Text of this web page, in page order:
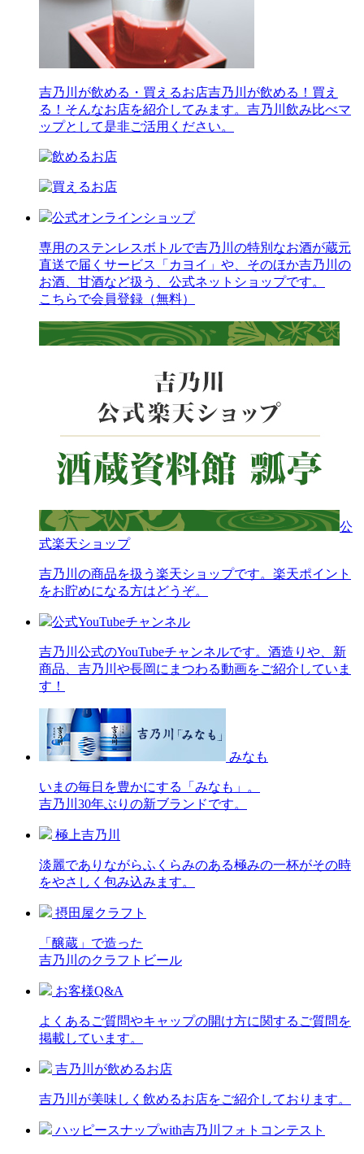
吉乃川が飲める・買えるお店吉乃川が飲める！買え
る！そんなお店を紹介してみます。吉乃川飲み比べマ
ップとして是非ご活用ください。
公式オンラインショップ
専用のステンレスボトルで吉乃川の特別なお酒が蔵元
直送で届くサービス「カヨイ」や、そのほか吉乃川の
お酒、甘酒など扱う、公式ネットショップです。
こちらで会員登録（無料）
公
式楽天ショップ
吉乃川の商品を扱う楽天ショップです。楽天ポイント
をお貯めになる方はどうぞ。
公式YouTubeチャンネル
吉乃川公式のYouTubeチャンネルです。酒造りや、新
商品、吉乃川や長岡にまつわる動画をご紹介していま
す！
みなも
いまの毎日を豊かにする「みなも」。
吉乃川30年ぶりの新ブランドです。
極上吉乃川
淡麗でありながらふくらみのある極みの一杯がその時
をやさしく包み込みます。
摂田屋クラフト
「醸蔵」で造った
吉乃川のクラフトビール
お客様Q&A
よくあるご質問やキャップの開け方に関するご質問を
掲載しています。
吉乃川が飲めるお店
吉乃川が美味しく飲めるお店をご紹介しております。
ハッピースナップwith吉乃川フォトコンテスト